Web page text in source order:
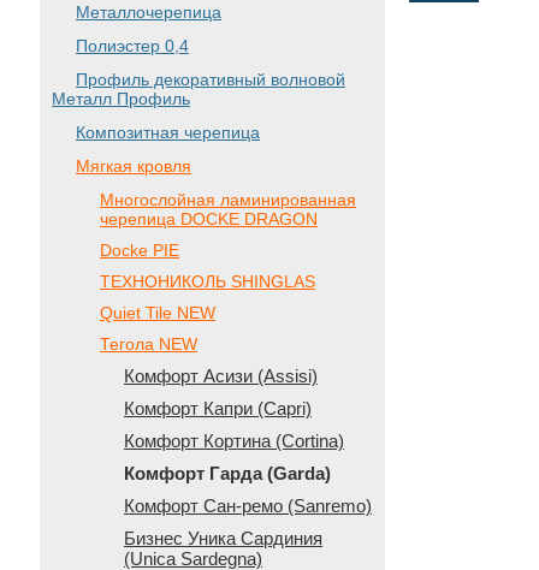
Металлочерепица
Полиэстер 0,4
Профиль декоративный волновой
Металл Профиль
Композитная черепица
Мягкая кровля
Многослойная ламинированная
черепица DOCKE DRAGON
Docke PIE
ТЕХНОНИКОЛЬ SHINGLAS
Quiet Tile NEW
Тегола NEW
Комфорт Асизи (Assisi)
Комфорт Капри (Capri)
Комфорт Кортина (Cortina)
Комфорт Гарда (Garda)
Комфорт Сан-ремо (Sanremo)
Бизнес Уника Сардиния
(Unica Sardegna)